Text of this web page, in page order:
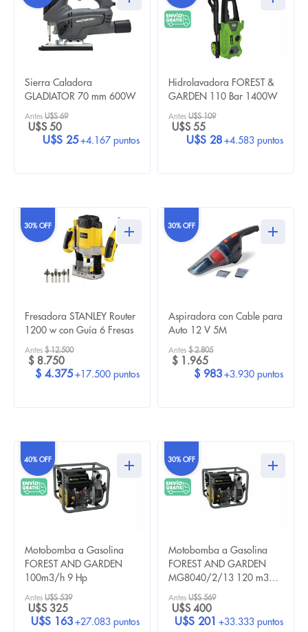
Sierra Caladora
GLADIATOR 70 mm 600W
Antes U$S 69
U$S 50
U$S 25 +4.167 puntos
Hidrolavadora FOREST &
GARDEN 110 Bar 1400W
Antes U$S 109
U$S 55
U$S 28 +4.583 puntos
30% OFF
Fresadora STANLEY Router
1200 w con Guía 6 Fresas
Antes $ 12.500
$ 8.750
$ 4.375 +17.500 puntos
30% OFF
Aspiradora con Cable para
Auto 12 V 5M
Antes $ 2.805
$ 1.965
$ 983 +3.930 puntos
40% OFF
Motobomba a Gasolina
FOREST AND GARDEN
100m3/h 9 Hp
Antes U$S 539
U$S 325
U$S 163 +27.083 puntos
30% OFF
Motobomba a Gasolina
FOREST AND GARDEN
MG8040/2/13 120 m3/h
13 Hp
Antes U$S 569
U$S 400
U$S 201 +33.333 puntos